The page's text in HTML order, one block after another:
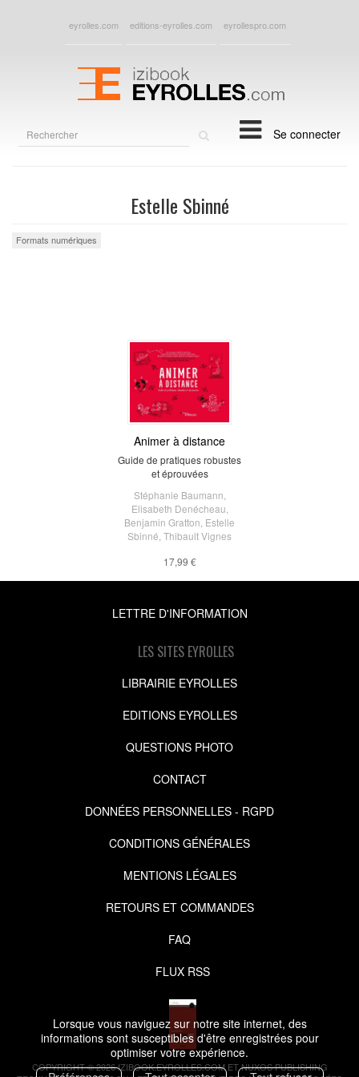
Lorsque vous naviguez sur notre site internet, des
informations sont susceptibles d'être enregistrées pour
optimiser votre expérience.
eyrolles.com editions-eyrolles.com eyrollespro.com
Se connecter
Estelle Sbinné
Formats numériques
Animer à distance
Guide de pratiques robustes
et éprouvées
Stéphanie Baumann
Elisabeth Denécheau
Benjamin Gratton Estelle
Sbinné Thibault Vignes
17,99 €
LETTRE D'INFORMATION
LES SITES EYROLLES
LIBRAIRIE EYROLLES
EDITIONS EYROLLES
QUESTIONS PHOTO
CONTACT
DONNÉES PERSONNELLES - RGPD
CONDITIONS GÉNÉRALES
MENTIONS LÉGALES
RETOURS ET COMMANDES
FAQ
FLUX RSS
COPYRIGHT © 2026 IZIBOOK.EYROLLES.COM ET NUXOS PUBLISHING